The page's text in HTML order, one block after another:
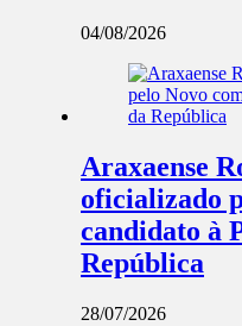
04/08/2026
Araxaense
oficializado
candidato à
República
28/07/2026